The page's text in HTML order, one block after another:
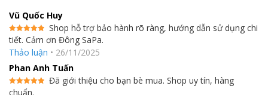
Vũ Quốc Huy
Được xếp
hạng 55
sao
Shop hỗ trợ bảo hành rõ ràng, hướng dẫn sử dụng chi
tiết. Cảm ơn Đông SaPa.
Thảo luận • 26/11/2025
Phan Anh Tuấn
Được xếp
Đã giới thiệu cho bạn bè mua. Shop uy tín, hàng
chuẩn.